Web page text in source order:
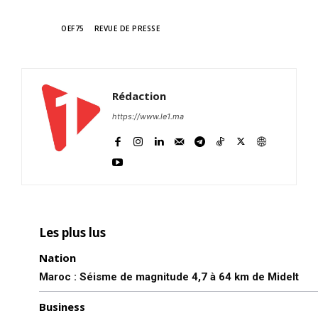
OEF75 REVUE DE PRESSE
Rédaction
https://www.le1.ma
Les plus lus
Nation
Maroc : Séisme de magnitude 4,7 à 64 km de Midelt
Business